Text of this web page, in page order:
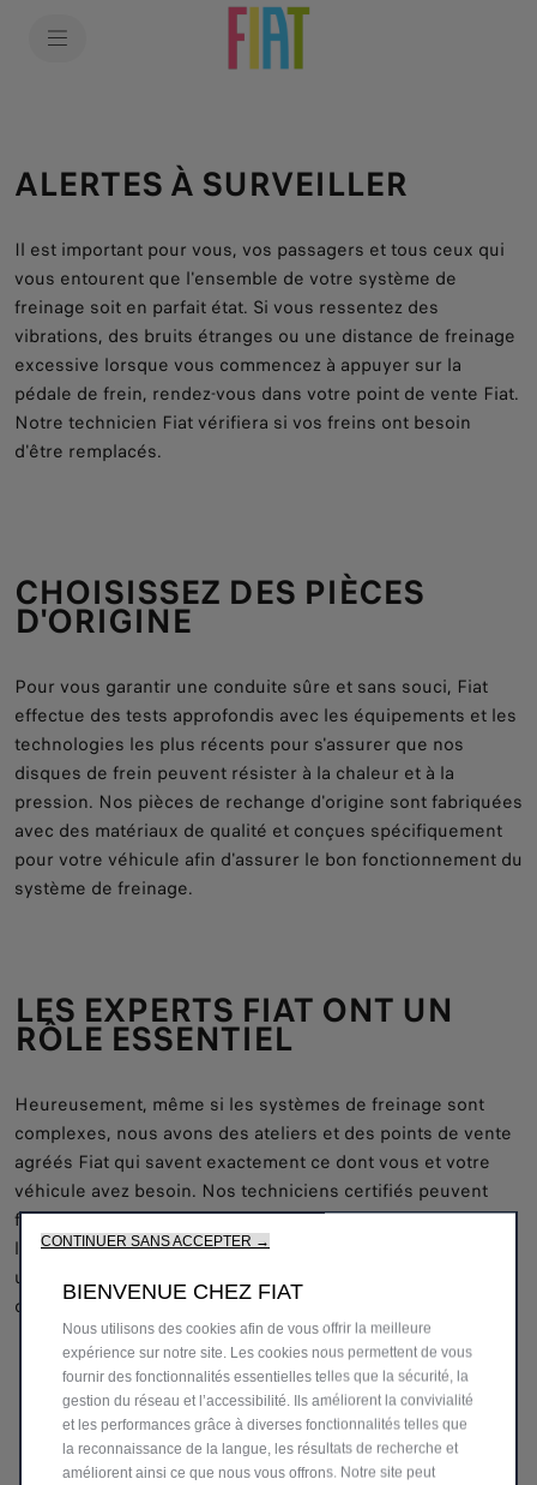
ALERTES À SURVEILLER
Il est important pour vous, vos passagers et tous ceux qui
vous entourent que l'ensemble de votre système de
freinage soit en parfait état. Si vous ressentez des
vibrations, des bruits étranges ou une distance de freinage
excessive lorsque vous commencez à appuyer sur la
pédale de frein, rendez-vous dans votre point de vente Fiat.
Notre technicien Fiat vérifiera si vos freins ont besoin
d'être remplacés.
CHOISISSEZ DES PIÈCES
D'ORIGINE
Pour vous garantir une conduite sûre et sans souci, Fiat
effectue des tests approfondis avec les équipements et les
technologies les plus récents pour s'assurer que nos
disques de frein peuvent résister à la chaleur et à la
pression. Nos pièces de rechange d'origine sont fabriquées
avec des matériaux de qualité et conçues spécifiquement
pour votre véhicule afin d'assurer le bon fonctionnement du
système de freinage.
LES EXPERTS FIAT ONT UN
RÔLE ESSENTIEL
Heureusement, même si les systèmes de freinage sont
complexes, nous avons des ateliers et des points de vente
agréés Fiat qui savent exactement ce dont vous et votre
véhicule avez besoin. Nos techniciens certifiés peuvent
facilement identifier les problèmes qui peuvent survenir
lorsque les plaquettes de frein ou les freins sont vieux et
usés, ou lorsque le système ne fonctionne pas
correctement.
CONTINUER SANS ACCEPTER →
BIENVENUE CHEZ FIAT
Nous utilisons des cookies afin de vous offrir la meilleure
expérience sur notre site. Les cookies nous permettent de vous
fournir des fonctionnalités essentielles telles que la sécurité, la
gestion du réseau et l’accessibilité. Ils améliorent la convivialité
et les performances grâce à diverses fonctionnalités telles que
la reconnaissance de la langue, les résultats de recherche et
améliorent ainsi ce que nous vous offrons. Notre site peut